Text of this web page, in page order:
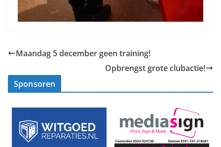
Maandag 5 december geen training!
Opbrengst grote clubactie!
Sponsoren